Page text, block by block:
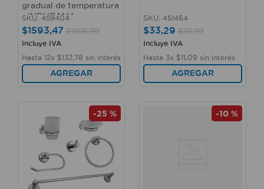
gradual de temperatura
- INDURAMA
SKU: 459404
$1593,47 $1896,99
Incluye IVA
Hasta 12x $132 78 sin interés
AGREGAR
SKU: 451464
$33,29 $36,99
Incluye IVA
Hasta 3x $11 09 sin interés
AGREGAR
-25 % -10 %